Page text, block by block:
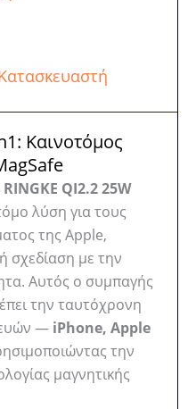
Καινοτόμος
RINGKE QI2.2 25W
λύση για τους
της Apple,
σχεδίαση με την
Αυτός ο συμπαγής
την ταυτόχρονη
— iPhone, Apple
την
μαγνητικής